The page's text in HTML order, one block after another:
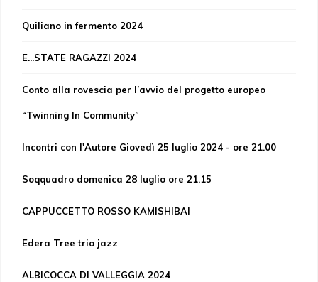
Quiliano in fermento 2024
E...STATE RAGAZZI 2024
Conto alla rovescia per l’avvio del progetto europeo
“Twinning In Community”
Incontri con l'Autore Giovedì 25 luglio 2024 - ore 21.00
Soqquadro domenica 28 luglio ore 21.15
CAPPUCCETTO ROSSO KAMISHIBAI
Edera Tree trio jazz
ALBICOCCA DI VALLEGGIA 2024